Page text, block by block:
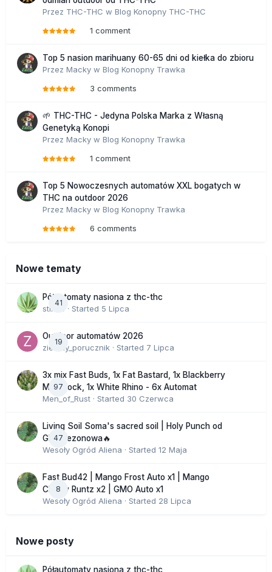
Przez THC-THC w Blog Konopny THC-THC
1 comment
Top 5 nasion marihuany 60-65 dni od kiełka do zbioru
Przez Macky w Blog Konopny Trawka
3 comments
🌱 THC-THC - Jedyna Polska Marka z Własną
Genetyką Konopi
Przez Macky w Blog Konopny Trawka
1 comment
Top 5 Nowoczesnych automatów XXL bogatych w
THC na outdoor 2026
Przez Macky w Blog Konopny Trawka
6 comments
Nowe tematy
41
Półautomaty nasiona z thc-thc
stix33 · Started 5 Lipca
19
Outdoor automatów 2026
zielony_porucznik · Started 7 Lipca
97
3x mix Fast Buds, 1x Fat Bastard, 1x Blackberry
Moonrock, 1x White Rhino - 6x Automat
Men_of_Rust · Started 30 Czerwca
47
Living Soil Soma's sacred soil | Holy Punch od
GHS sezonowa🔥
Wesoły Ogród Aliena · Started 12 Maja
8
Fast Bud42 | Mango Frost Auto x1 | Mango
Cherry Runtz x2 | GMO Auto x1
Wesoły Ogród Aliena · Started 28 Lipca
Nowe posty
Półautomaty nasiona z thc-thc